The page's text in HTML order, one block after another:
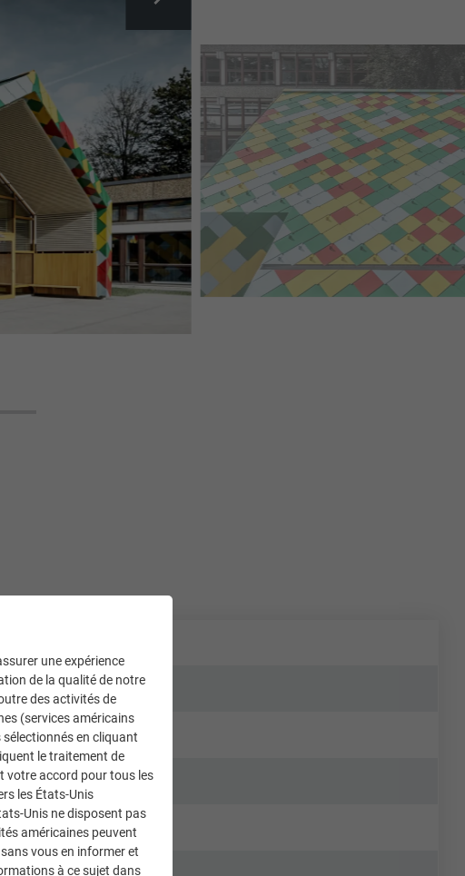
couleurs spéciales
une expérience
de la qualité de notre
des activités de
(services américains
en cliquant
le traitement de
votre accord pour tous les
les États-Unis
Unis ne disposent pas
américaines peuvent
vous en informer et
à ce sujet dans